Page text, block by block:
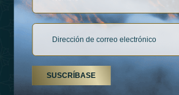
Vínculos
Tipos De Vacaciones
SUSCRÍBASE